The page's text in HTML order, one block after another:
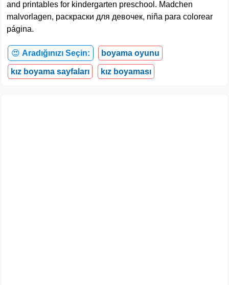
and printables for kindergarten preschool. Madchen
malvorlagen, раскраски для девочек, niña para colorear
página.
😍 Aradığınızı Seçin: boyama oyunu
kız boyama sayfaları kız boyaması